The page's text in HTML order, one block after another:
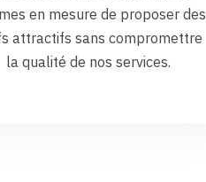
en mesure de proposer des
attractifs sans compromettre
la qualité de nos services.